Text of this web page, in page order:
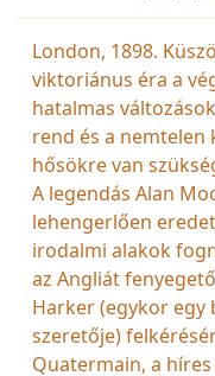
London, 1898.
viktoriánus éra a
hatalmas
rend és a nemtelen
hősökre van
A legendás Alan
lehengerlően
irodalmi alakok
az Angliát
Harker (egykor
szeretője)
Quatermain, a